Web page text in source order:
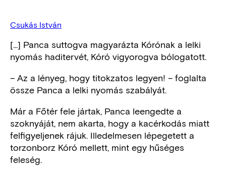
Csukás István
[...] Panca suttogva magyarázta Kórónak a lelki
nyomás haditervét, Kóró vigyorogva bólogatott.
– Az a lényeg, hogy titokzatos legyen! – foglalta
össze Panca a lelki nyomás szabályát.
Már a Főtér fele jártak, Panca leengedte a
szoknyáját, nem akarta, hogy a kacérkodás miatt
felfigyeljenek rájuk. Illedelmesen lépegetett a
torzonborz Kóró mellett, mint egy hűséges
feleség.